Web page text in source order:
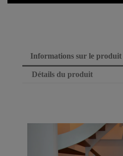
Informations sur le produit
Détails du produit